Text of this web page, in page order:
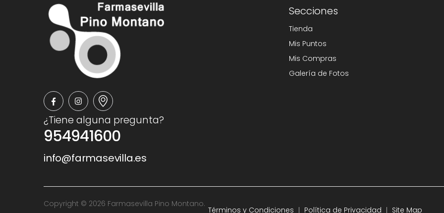
¿Tiene alguna pregunta?
954941600
info@farmasevilla.es
Secciones
Tienda
Mis Puntos
Mis Compras
Galería de Fotos
Copyright © 2026 Farmasevilla Pino Montano.
Términos y Condiciones Política de Privacidad Site Map